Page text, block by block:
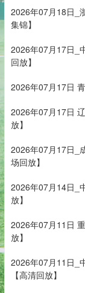
2026年07月18日_
集锦】
2026年07月17日_
回放】
2026年07月17日
2026年07月17日
放】
2026年07月17日_
场回放】
2026年07月14日_
放】
2026年07月11日
放】
2026年07月11日_
【高清回放】